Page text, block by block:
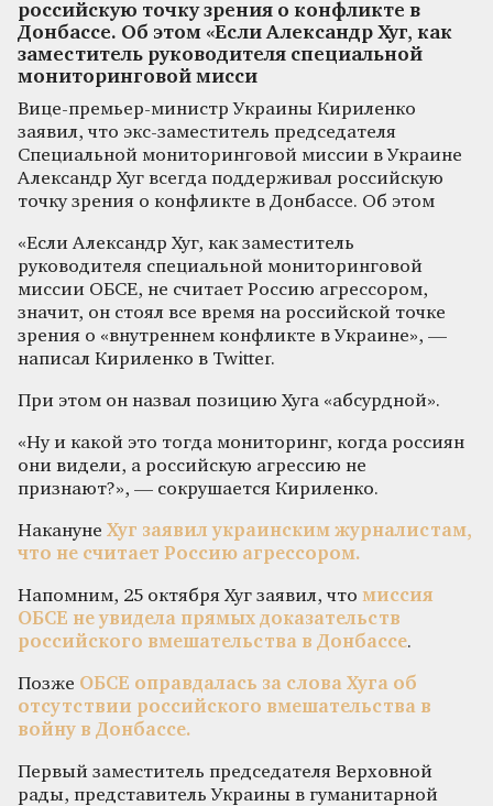
российскую точку зрения о конфликте в
Донбассе. Об этом «Если Александр Хуг, как
заместитель руководителя специальной
мониторинговой мисси
Вице-премьер-министр Украины Кириленко
заявил, что экс-заместитель председателя
Специальной мониторинговой миссии в Украине
Александр Хуг всегда поддерживал российскую
точку зрения о конфликте в Донбассе. Об этом
«Если Александр Хуг, как заместитель
руководителя специальной мониторинговой
миссии ОБСЕ, не считает Россию агрессором,
значит, он стоял все время на российской точке
зрения о «внутреннем конфликте в Украине», —
написал Кириленко в Twitter.
При этом он назвал позицию Хуга «абсурдной».
«Ну и какой это тогда мониторинг, когда россиян
они видели, а российскую агрессию не
признают?», — сокрушается Кириленко.
Накануне Хуг заявил украинским журналистам,
что не считает Россию агрессором.
Напомним, 25 октября Хуг заявил, что миссия
ОБСЕ не увидела прямых доказательств
российского вмешательства в Донбассе.
Позже ОБСЕ оправдалась за слова Хуга об
отсутствии российского вмешательства в
войну в Донбассе.
Первый заместитель председателя Верховной
рады, представитель Украины в гуманитарной